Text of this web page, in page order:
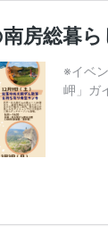
房総暮
※イベ
岬」ガ